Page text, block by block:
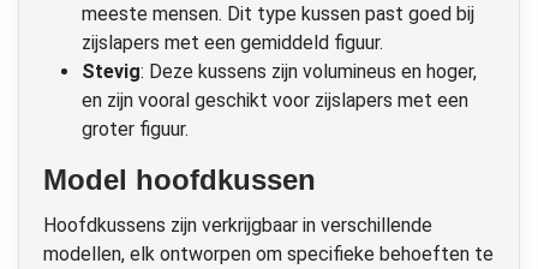
meeste mensen. Dit type kussen past goed bij
zijslapers met een gemiddeld figuur.
Stevig: Deze kussens zijn volumineus en hoger,
en zijn vooral geschikt voor zijslapers met een
groter figuur.
Model hoofdkussen
Hoofdkussens zijn verkrijgbaar in verschillende
modellen, elk ontworpen om specifieke behoeften te